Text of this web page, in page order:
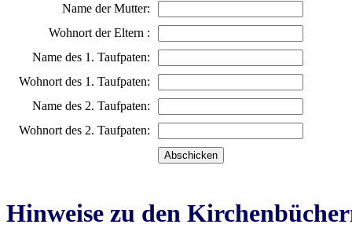
Name der Mutter:
Wohnort der Eltern :
Name des 1. Taufpaten:
Wohnort des 1. Taufpaten:
Name des 2. Taufpaten:
Wohnort des 2. Taufpaten:
Hinweise zu den